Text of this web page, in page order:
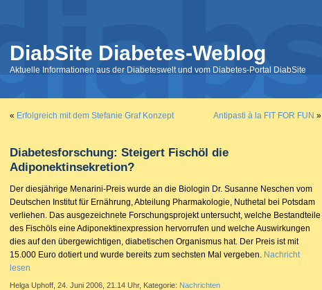
DiabSite Diabetes-Weblog
Aktuelle Informationen aus der Diabeteswelt und vom Diabetes-Portal DiabSite
« Erfolgreich mit dem Stefanie Graf Konzept Antipasti à la FIT FOR FUN »
Diabetesforschung: Steigert Fischöl die
Adiponektinsekretion?
Der diesjährige Menarini-Preis wurde an die Biologin Dr. Susanne Neschen vom
Deutschen Institut für Ernährung, Abteilung Pharmakologie, Nuthetal bei Potsdam
verliehen. Das ausgezeichnete Forschungsprojekt untersucht, welche Bestandteile
des Fischöls eine Adiponektinexpression hervorrufen und welche Auswirkungen
dies auf den übergewichtigen, diabetischen Organismus hat. Der Preis ist mit
15.000 Euro dotiert und wurde bereits zum sechsten Mal vergeben. Nachricht
lesen
Helga Uphoff, 24. Juni 2006, 21.14 Uhr, Kategorie: Nachrichten